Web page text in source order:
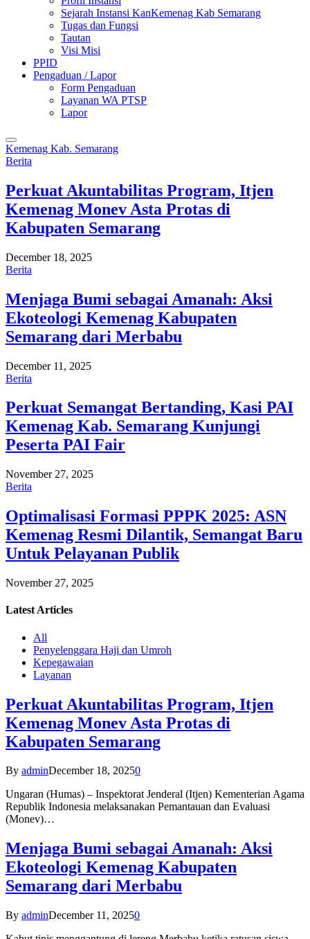
Sejarah Instansi KanKemenag Kab Semarang
Tugas dan Fungsi
Tautan
Visi Misi
PPID
Pengaduan / Lapor
Form Pengaduan
Layanan WA PTSP
Lapor
Kemenag Kab. Semarang
Berita
Perkuat Akuntabilitas Program, Itjen
Kemenag Monev Asta Protas di
Kabupaten Semarang
December 18, 2025
Berita
Menjaga Bumi sebagai Amanah: Aksi
Ekoteologi Kemenag Kabupaten
Semarang dari Merbabu
December 11, 2025
Berita
Perkuat Semangat Bertanding, Kasi PAI
Kemenag Kab. Semarang Kunjungi
Peserta PAI Fair
November 27, 2025
Berita
Optimalisasi Formasi PPPK 2025: ASN
Kemenag Resmi Dilantik, Semangat Baru
Untuk Pelayanan Publik
November 27, 2025
Latest Articles
All
Penyelenggara Haji dan Umroh
Kepegawaian
Layanan
Perkuat Akuntabilitas Program, Itjen
Kemenag Monev Asta Protas di
Kabupaten Semarang
By adminDecember 18, 20250
Ungaran (Humas) – Inspektorat Jenderal (Itjen) Kementerian Agama
Republik Indonesia melaksanakan Pemantauan dan Evaluasi
(Monev)…
Menjaga Bumi sebagai Amanah: Aksi
Ekoteologi Kemenag Kabupaten
Semarang dari Merbabu
By adminDecember 11, 20250